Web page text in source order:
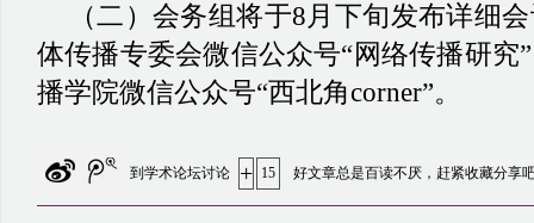
（二 ） 会务组将于8月下旬发布详细
体传播专委会微信公众号“网络传播研究”
播学院微信公众号“西北角corner”。
到学术论坛讨论 + 15 好文章总是百读不厌，赶紧收藏分享